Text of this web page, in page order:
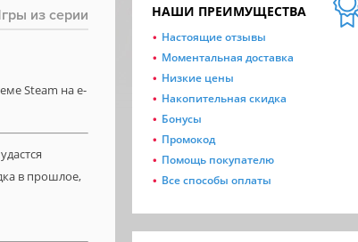
из серии
Steam на e-
в прошлое,
НАШИ ПРЕИМУЩЕСТВА
Настоящие отзывы
Моментальная доставка
Низкие цены
Накопительная скидка
Бонусы
Промокод
Помощь покупателю
Все способы оплаты